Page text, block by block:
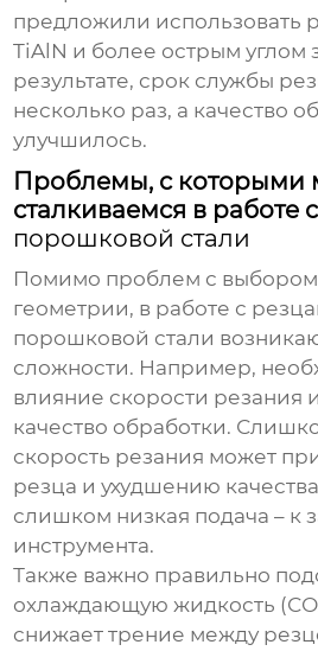
предложили использовать
TiAlN и более острым углом
результате, срок службы
несколько раз, а качество
улучшилось.
Проблемы, с которыми
сталкиваемся в работе с
порошковой стали
Помимо проблем с выбором
геометрии, в работе с
порошковой стали
сложности. Например,
влияние скорости резания
качество обработки.
скорость резания может
резца и ухудшению
слишком низкая подача – к
инструмента.
Также важно правильно
охлаждающую жидкость
снижает трение между